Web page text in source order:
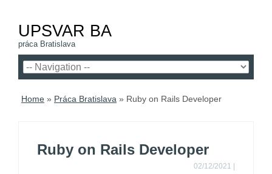
UPSVAR BA
práca Bratislava
Home » Práca Bratislava » Ruby on Rails Developer
Ruby on Rails Developer
02/12/2021